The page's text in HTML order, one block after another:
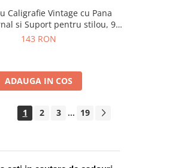
Caligrafie Vintage cu Pana
si Suport pentru stilou, 9
piese
143 RON
ADAUGA IN COS
1 2 3 ... 19